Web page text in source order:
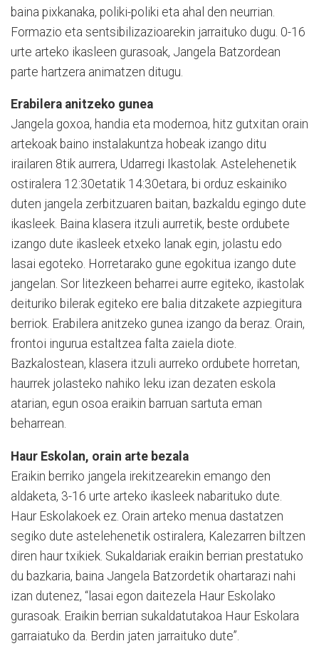
baina pixkanaka, poliki-poliki eta ahal den neurrian.
Formazio eta sentsibilizazioarekin jarraituko dugu. 0-16
urte arteko ikasleen gurasoak, Jangela Batzordean
parte hartzera animatzen ditugu.
Erabilera anitzeko gunea
Jangela goxoa, handia eta modernoa, hitz gutxitan orain
artekoak baino instalakuntza hobeak izango ditu
irailaren 8tik aurrera, Udarregi Ikastolak. Astelehenetik
ostiralera 12:30etatik 14:30etara, bi orduz eskainiko
duten jangela zerbitzuaren baitan, bazkaldu egingo dute
ikasleek. Baina klasera itzuli aurretik, beste ordubete
izango dute ikasleek etxeko lanak egin, jolastu edo
lasai egoteko. Horretarako gune egokitua izango dute
jangelan. Sor litezkeen beharrei aurre egiteko, ikastolak
deituriko bilerak egiteko ere balia ditzakete azpiegitura
berriok. Erabilera anitzeko gunea izango da beraz. Orain,
frontoi ingurua estaltzea falta zaiela diote.
Bazkalostean, klasera itzuli aurreko ordubete horretan,
haurrek jolasteko nahiko leku izan dezaten eskola
atarian, egun osoa eraikin barruan sartuta eman
beharrean.
Haur Eskolan, orain arte bezala
Eraikin berriko jangela irekitzearekin emango den
aldaketa, 3-16 urte arteko ikasleek nabarituko dute.
Haur Eskolakoek ez. Orain arteko menua dastatzen
segiko dute astelehenetik ostiralera, Kalezarren biltzen
diren haur txikiek. Sukaldariak eraikin berrian prestatuko
du bazkaria, baina Jangela Batzordetik ohartarazi nahi
izan dutenez, “lasai egon daitezela Haur Eskolako
gurasoak. Eraikin berrian sukaldatutakoa Haur Eskolara
garraiatuko da. Berdin jaten jarraituko dute”.